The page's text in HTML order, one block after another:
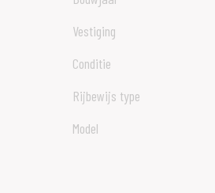
Vestiging
Conditie
Rijbewijs type
Model